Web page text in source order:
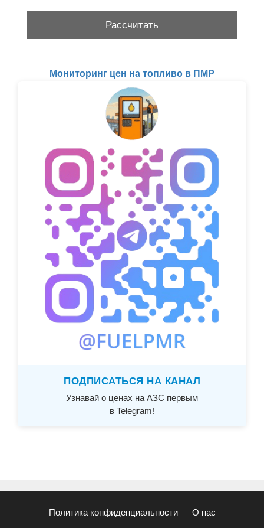
Мониторинг цен на топливо в ПМР
ПОДПИСАТЬСЯ НА КАНАЛ
Узнавай о ценах на АЗС первым
в Telegram!
Политика конфиденциальности О нас